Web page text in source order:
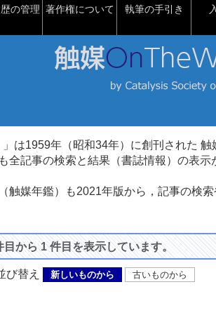
の管理 著作権について 執筆の手引き
は1959年（昭和34年）に創刊された 触
全記事の検索と結果（書誌情報）の表
触媒年鑑）も2021年版から，記事の検
目から 1 件目を表示しています。
替え 新しいものから 古いものから